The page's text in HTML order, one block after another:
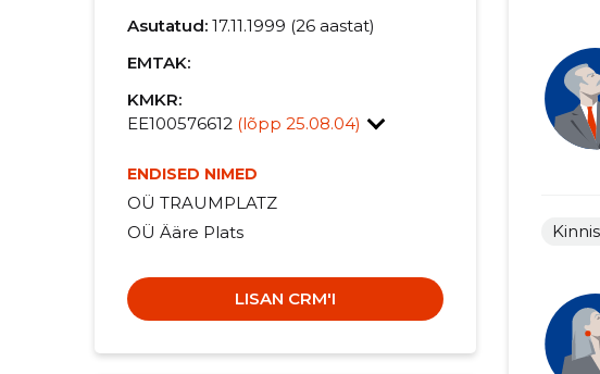
Asutatud: 17.11.1999 (26 aastat)
EMTAK:
KMKR:
EE100576612 (lõpp 25.08.04)
ENDISED NIMED
OÜ TRAUMPLATZ
OÜ Ääre Plats
LISAN CRM'I